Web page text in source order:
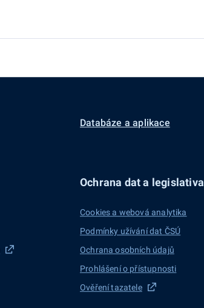
Databáze a aplikace
Ochrana dat a legislativa
Cookies a webová analytika
Podmínky užívání dat ČSÚ
Ochrana osobních údajů
Prohlášení o přístupnosti
Ověření tazatele